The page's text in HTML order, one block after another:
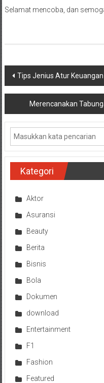
Selamat mencoba, dan
Navigasi
pos
Tips Jenius Atur Keuangan
Merencanakan
Kategori
Aktor
Asuransi
Beauty
Berita
Bisnis
Bola
Dokumen
download
Entertainment
F1
Fashion
Featured